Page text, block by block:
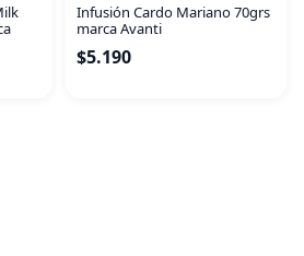
Infusión Cardo Mariano 70grs
marca Avanti
$5.190